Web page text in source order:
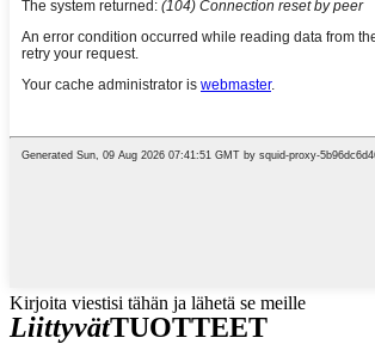
Kirjoita viestisi tähän ja lähetä se meille
LiittyvätTUOTTEET